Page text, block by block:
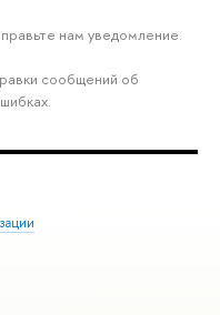
нам уведомление.
сообщений об